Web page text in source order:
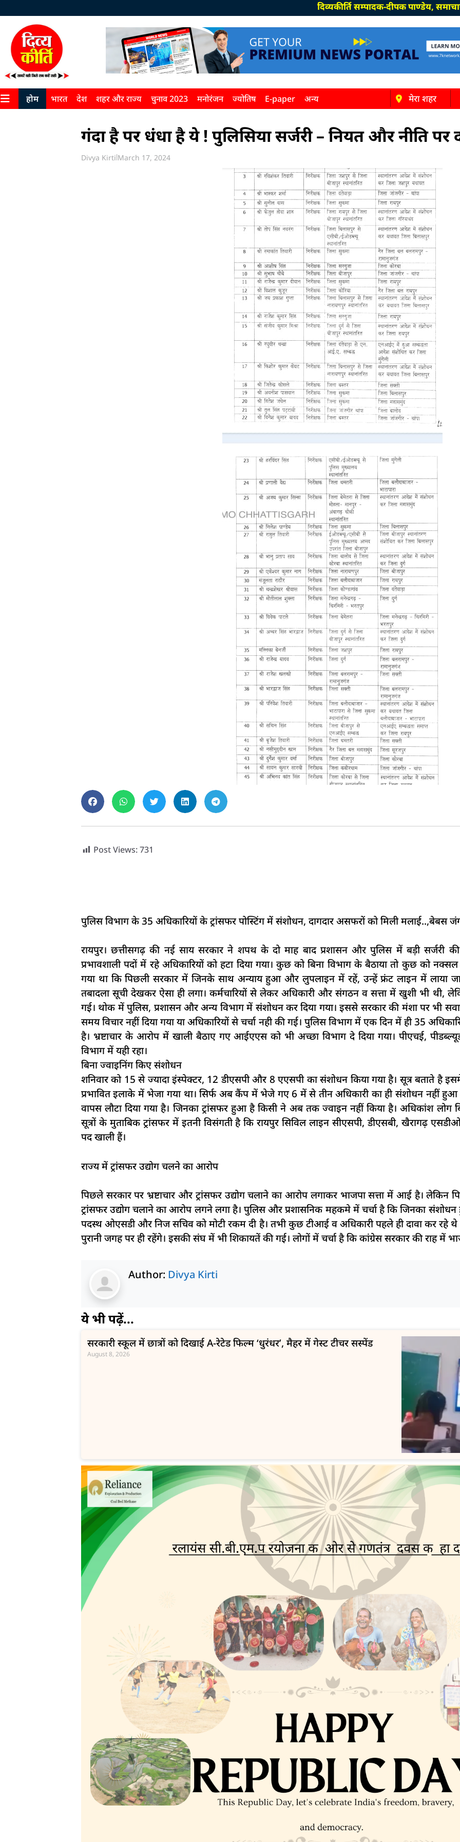
दिव्यकीर्ति सम्पादक-दीपक पाण्डेय, समाचार
होम भारत देश शहर और राज्य चुनाव 2023 मनोरंजन ज्योतिष E-paper अन्य मेरा शहर
गंदा है पर धंधा है ये ! पुलिसिया सर्जरी – नियत और नीति पर
Divya Kirti March 17, 2024
Post Views:731
पुलिस विभाग के 35 अधिकारियों के ट्रांसफर पोस्टिंग में संशोधन, दागदार असफरों को मिली
रायपुर। छत्तीसगढ़ की नई साय सरकार ने शपथ के दो माह बाद प्रशासन और पुलिस में बड़ी सर्जरी
प्रभावशाली पदों में रहे अधिकारियों को हटा दिया गया। कुछ को बिना विभाग के बैठाया तो कुछ को नक्सल
गया था कि पिछली सरकार में जिनके साथ अन्याय हुआ और लुपलाइन में रहें, उन्हें फ्रंट लाइन में लाया
तबादला सूची देखकर ऐसा ही लगा। कर्मचारियों से लेकर अधिकारी और संगठन व सत्ता में खुशी भी थी,
गई। थोक में पुलिस, प्रशासन और अन्य विभाग में संशोधन कर दिया गया। इससे सरकार की मंशा पर भी
समय विचार नहीं दिया गया या अधिकारियों से चर्चा नही की गई। पुलिस विभाग में एक दिन में ही 35
है। भ्रष्टाचार के आरोप में खाली बैठाए गए आईएएस को भी अच्छा विभाग दे दिया गया। पीएचई,
विभाग में यही रहा।
बिना ज्वाइनिंग किए संशोधन
शनिवार को 15 से ज्यादा इंस्पेक्टर, 12 डीएसपी और 8 एएसपी का संशोधन किया गया है। सूत्र बताते
प्रभावित इलाके में भेजा गया था। सिर्फ अब कैंप में भेजे गए 6 में से तीन अधिकारी का ही संशोधन नहीं हुआ
वापस लौटा दिया गया है। जिनका ट्रांसफर हुआ है किसी ने अब तक ज्वाइन नहीं किया है। अधिकांश लोग
सूत्रों के मुताबिक ट्रांसफर में इतनी विसंगती है कि रायपुर सिविल लाइन सीएसपी, डीएसबी, खैरागढ़
पद खाली हैं।
राज्य में ट्रांसफर उद्योग चलने का आरोप
पिछले सरकार पर भ्रष्टाचार और ट्रांसफर उद्योग चलाने का आरोप लगाकर भाजपा सत्ता में आई है। लेकिन
ट्रांसफर उद्योग चलाने का आरोप लगने लगा है। पुलिस और प्रशासनिक महकमे में चर्चा है कि जिनका
पदस्थ ओएसडी और निज सचिव को मोटी रकम दी है। तभी कुछ टीआई व अधिकारी पहले ही दावा कर रहे थे
पुरानी जगह पर ही रहेंगे। इसकी संघ में भी शिकायतें की गई। लोगों में चर्चा है कि कांग्रेस सरकार की राह में
Author: Divya Kirti
ये भी पढ़ें...
सरकारी स्कूल में छात्रों को दिखाई A-रेटेड फिल्म ‘धुरंधर’, मैहर में गेस्ट टीचर सस्पेंड
August 8, 2026